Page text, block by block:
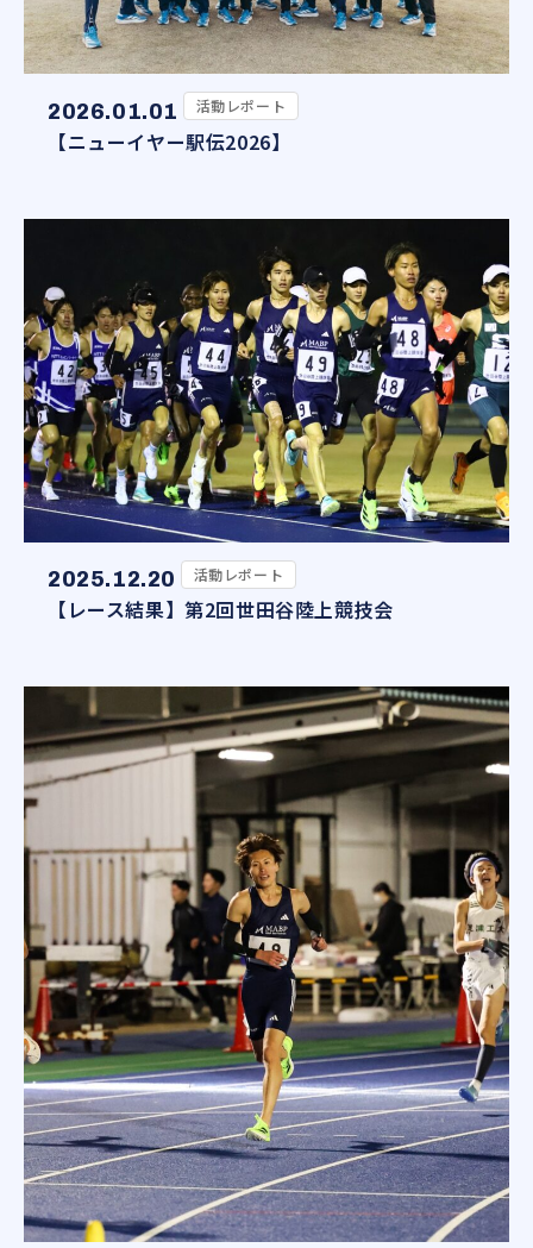
2026.01.01 活動レポート
【ニューイヤー駅伝2026】
2025.12.20 活動レポート
【レース結果】第2回世田谷陸上競技会